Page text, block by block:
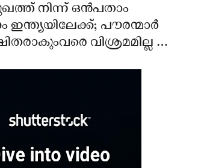
നിന്ന് ഒൻപതാം
ഇന്ത്യയിലേക്ക്; പൗരന്മാർ
വിശ്രമമില്ല –